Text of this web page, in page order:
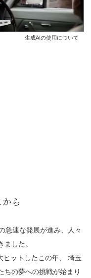
生成AIの使用について
ら
急速な発展が進み、人々
した。
ットしたこの年、
埼玉
ちの夢への挑戦が始まり